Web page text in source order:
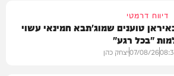
דיווח דרמטי
טוענים שמוג'תבא חמינאי עשוי
"בכל רגע"
07/08/26יצחק כהן